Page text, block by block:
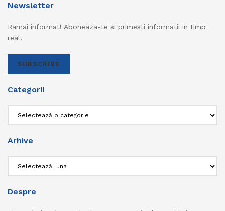
Newsletter
Ramai informat! Aboneaza-te si primesti informatii in timp
real!
SUBSCRIBE
Categorii
Arhive
Despre